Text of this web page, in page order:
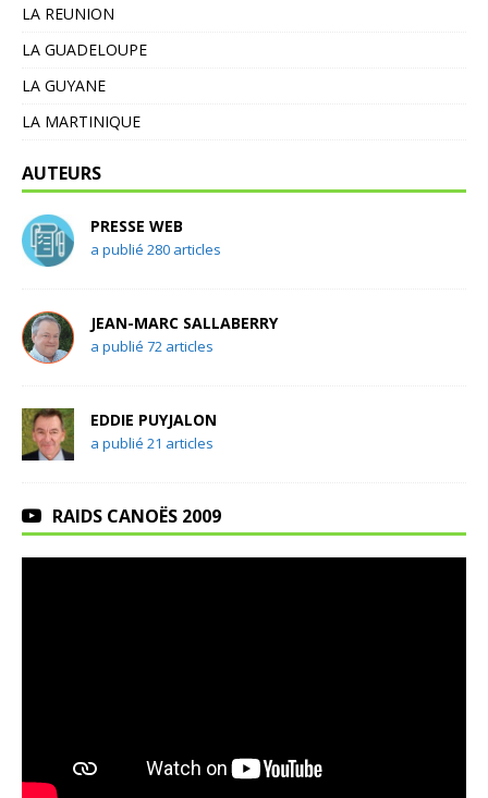
LA REUNION
LA GUADELOUPE
LA GUYANE
LA MARTINIQUE
AUTEURS
PRESSE WEB
a publié 280 articles
JEAN-MARC SALLABERRY
a publié 72 articles
EDDIE PUYJALON
a publié 21 articles
RAIDS CANOËS 2009